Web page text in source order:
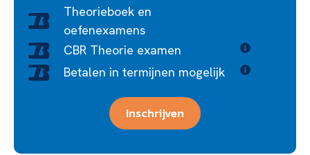
Theorieboek en
oefenexamens
CBR Theorie examen
Betalen in termijnen mogelijk
Inschrijven